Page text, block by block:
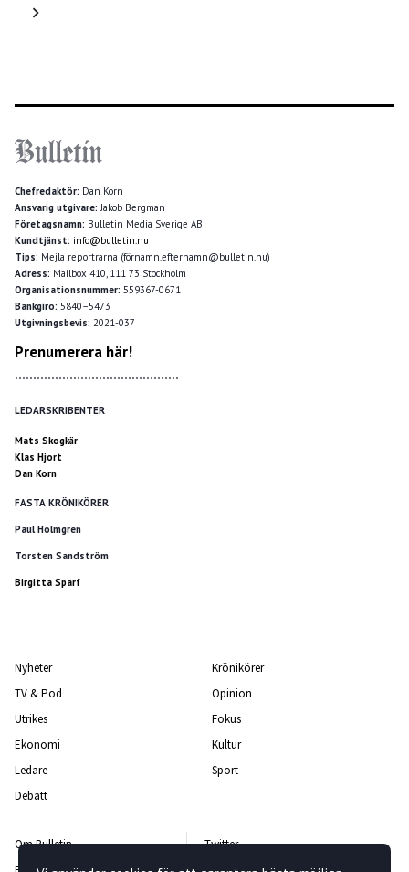
Chefredaktör: Dan Korn
Ansvarig utgivare:Jakob Bergman
Företagsnamn: Bulletin Media Sverige AB
Kundtjänst: info@bulletin.nu
Tips: Mejla reportrarna (förnamn.efternamn@bulletin.nu)
Adress: Mailbox 410, 111 73 Stockholm
Organisationsnummer: 559367-0671
Bankgiro: 5840–5473
Utgivningsbevis: 2021-037
Prenumerera här!
*********************************************
LEDARSKRIBENTER
Mats Skogkär
Klas Hjort
Dan Korn
FASTA KRÖNIKÖRER
Paul Holmgren
Torsten Sandström
Birgitta Sparf
Nyheter
TV & Pod
Utrikes
Ekonomi
Ledare
Debatt
Krönikörer
Opinion
Fokus
Kultur
Sport
Om Bulletin
Twitter